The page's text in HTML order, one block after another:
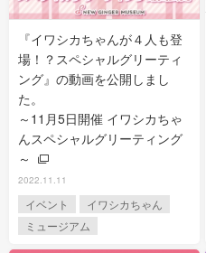
『イワシカちゃんが４人も登
場！？スペシャルグリーティ
ング』の動画を公開しまし
た。
～11月5日開催 イワシカちゃ
んスペシャルグリーティング
～
2022.11.11
イベント
イワシカちゃん
ミュージアム